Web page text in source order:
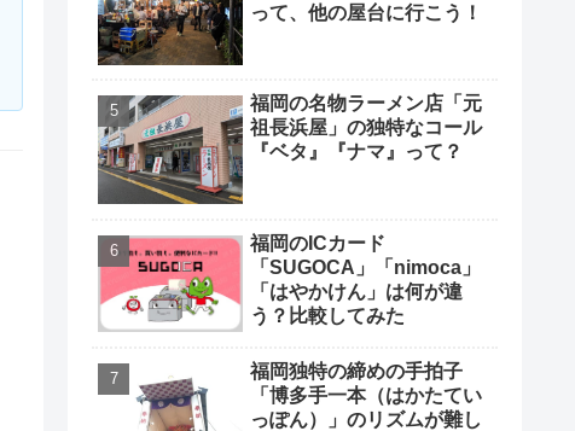
って、他の屋台に行こう！
福岡の名物ラーメン店「元
祖長浜屋」の独特なコール
『ベタ』『ナマ』って？
福岡のICカード
「SUGOCA」「nimoca」
「はやかけん」は何が違
う？比較してみた
福岡独特の締めの手拍子
「博多手一本（はかたてい
っぽん）」のリズムが難し